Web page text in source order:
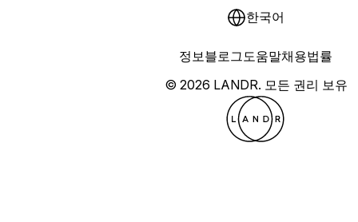
한국어
© 2026 LANDR. 모든 권리 보유
정보블로그도움말채용법률